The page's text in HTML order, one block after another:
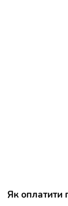
Як оплатити